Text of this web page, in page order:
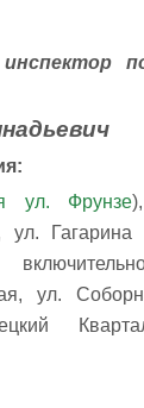
ул. Фрунзе
ул. Гагарина
ул.